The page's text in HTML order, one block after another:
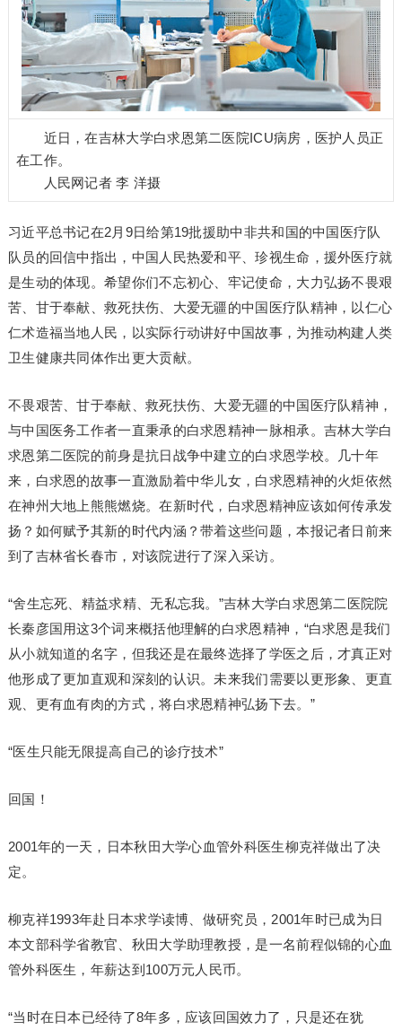
近日，在吉林大学白求恩第二医院ICU病房，医护人员正
在工作。
人民网记者 李 洋摄
习近平总书记在2月9日给第19批援助中非共和国的中国医疗队
队员的回信中指出，中国人民热爱和平、珍视生命，援外医疗就
是生动的体现。希望你们不忘初心、牢记使命，大力弘扬不畏艰
苦、甘于奉献、救死扶伤、大爱无疆的中国医疗队精神，以仁心
仁术造福当地人民，以实际行动讲好中国故事，为推动构建人类
卫生健康共同体作出更大贡献。
不畏艰苦、甘于奉献、救死扶伤、大爱无疆的中国医疗队精神，
与中国医务工作者一直秉承的白求恩精神一脉相承。吉林大学白
求恩第二医院的前身是抗日战争中建立的白求恩学校。几十年
来，白求恩的故事一直激励着中华儿女，白求恩精神的火炬依然
在神州大地上熊熊燃烧。在新时代，白求恩精神应该如何传承发
扬？如何赋予其新的时代内涵？带着这些问题，本报记者日前来
到了吉林省长春市，对该院进行了深入采访。
“舍生忘死、精益求精、无私忘我。”吉林大学白求恩第二医院院
长秦彦国用这3个词来概括他理解的白求恩精神，“白求恩是我们
从小就知道的名字，但我还是在最终选择了学医之后，才真正对
他形成了更加直观和深刻的认识。未来我们需要以更形象、更直
观、更有血有肉的方式，将白求恩精神弘扬下去。”
“医生只能无限提高自己的诊疗技术”
回国！
2001年的一天，日本秋田大学心血管外科医生柳克祥做出了决
定。
柳克祥1993年赴日本求学读博、做研究员，2001年时已成为日
本文部科学省教官、秋田大学助理教授，是一名前程似锦的心血
管外科医生，年薪达到100万元人民币。
“当时在日本已经待了8年多，应该回国效力了，只是还在犹